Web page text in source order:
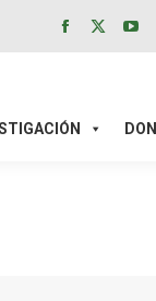
in
in
in